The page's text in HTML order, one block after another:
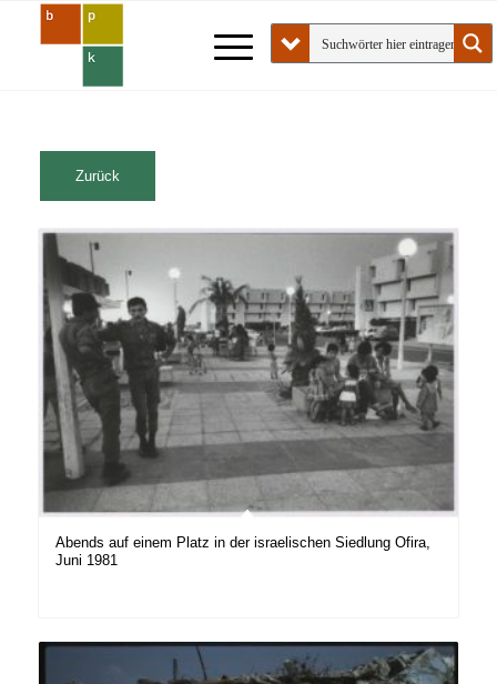
Abends auf einem Platz in der israelischen Siedlung Ofira,
Juni 1981